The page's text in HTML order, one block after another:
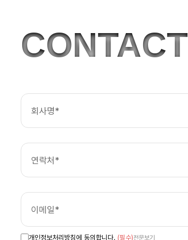
CONTACT
개인정보처리방침에 동의합니다. (필수)전문보기